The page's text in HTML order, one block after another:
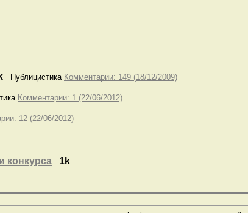
Публицистика Комментарии: 149 (18/12/2009)
Комментарии: 1 (22/06/2012)
12 (22/06/2012)
конкурса
1k